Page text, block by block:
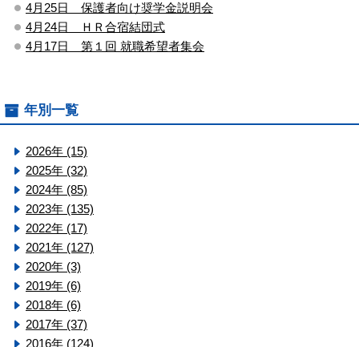
4月25日 保護者向け奨学金説明会
4月24日 ＨＲ合宿結団式
4月17日 第１回 就職希望者集会
年別一覧
2026年 (15)
2025年 (32)
2024年 (85)
2023年 (135)
2022年 (17)
2021年 (127)
2020年 (3)
2019年 (6)
2018年 (6)
2017年 (37)
2016年 (124)